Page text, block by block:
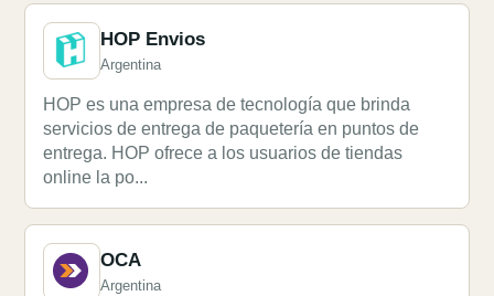
HOP Envios
Argentina
HOP es una empresa de tecnología que brinda
servicios de entrega de paquetería en puntos de
entrega. HOP ofrece a los usuarios de tiendas
online la po...
OCA
Argentina